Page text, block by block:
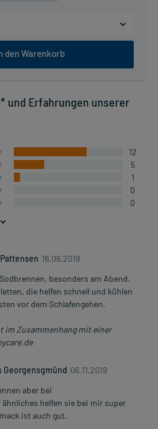
den Warenkorb
und Erfahrungen unserer
12
5
1
0
0
16.06.2019
besonders am Abend.
die helfen schnell und kühlen
vor dem Schlafengehen.
im Zusammenhang mit einer
Georgensgmünd 06.11.2019
aber bei
helfen sie bei mir super
ist auch gut.